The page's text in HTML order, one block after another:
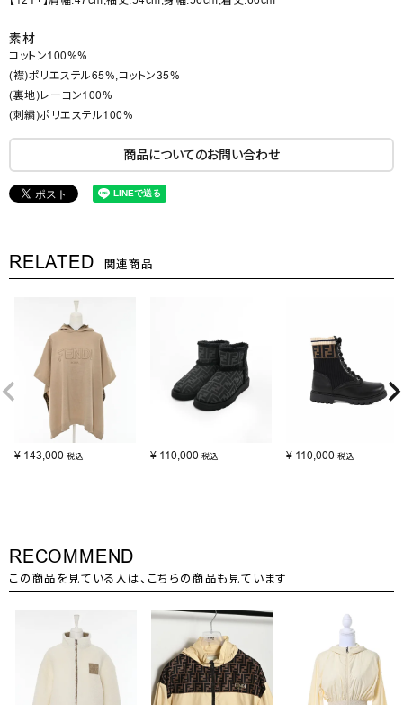
素材
コットン100%%
(襟)ポリエステル65%,コットン35%
(裏地)レーヨン100%
(刺繍)ポリエステル100%
商品についてのお問い合わせ
RELATED 関連商品
¥ 143,000 税込 ¥ 110,000 税込 ¥ 110,000 税込
RECOMMEND
この商品を見ている人は、こちらの商品も見ています